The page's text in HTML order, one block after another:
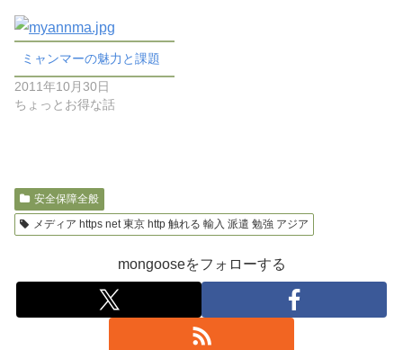
ミャンマーの魅力と課題
2011年10月30日
ちょっとお得な話
安全保障全般
メディア https net 東京 http 触れる 輸入 派遣 勉強 アジア
mongooseをフォローする